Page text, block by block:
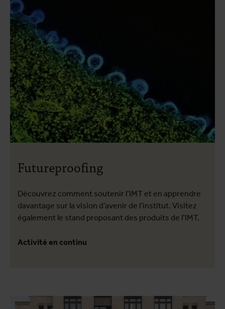
Futureproofing
Découvrez comment soutenir l’IMT et en apprendre
davantage sur la vision d’avenir de l’institut. Visitez
également le stand proposant des produits de l’IMT.
Activité en continu